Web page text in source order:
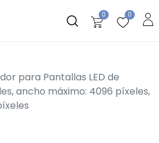
0 0
para Pantallas LED de
ancho máximo: 4096 píxeles,